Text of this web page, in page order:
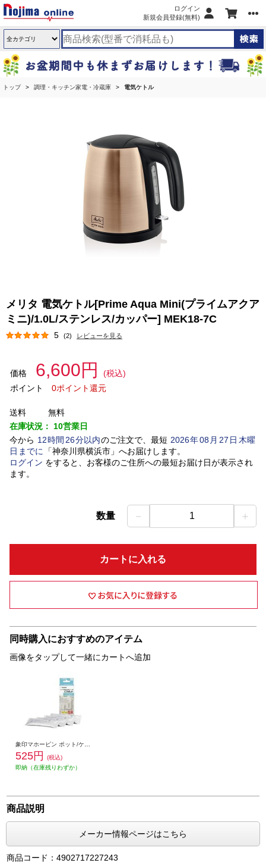
ログイン
新規会員登録(無料)
トップ 調理・キッチン家電・冷蔵庫 電気ケトル
メリタ 電気ケトル[Prime Aqua Mini(プライムアクア
ミニ)/1.0L/ステンレス/カッパー] MEK18-7C
5 (2) レビューを見る
価格 6,600円
(税込)
ポイント
0ポイント還元
送料
無料
在庫状況： 10営業日
今から 12時間 26分以内のご注文で、最短 2026年08 月 27 日木曜
日 までに 「神奈川県横浜市」 へお届けします。
ログイン をすると、お客様のご住所への最短お届け日が表示され
ます。
数量 － 1 ＋
カートに入れる
同時購入におすすめのアイテム
画像をタップして一緒にカートへ追加
525円
(税込)
即納（在庫残りわずか）
商品説明
メーカー情報ページはこちら
商品コード：4902717227243